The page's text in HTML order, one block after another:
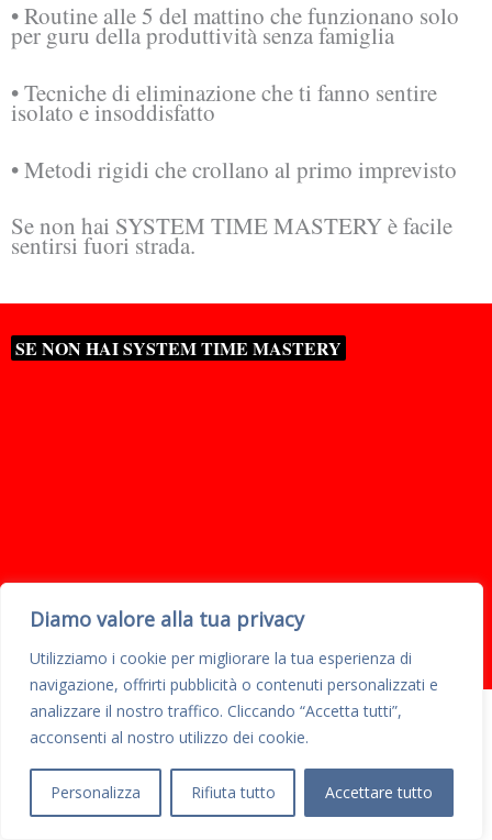
Diamo valore alla tua privacy
Utilizziamo i cookie per migliorare la tua esperienza di
navigazione, offrirti pubblicità o contenuti personalizzati e
analizzare il nostro traffico. Cliccando “Accetta tutti”,
acconsenti al nostro utilizzo dei cookie.
Personalizza Rifiuta tutto Accettare tutto
• Routine alle 5 del mattino che funzionano solo
per guru della produttività senza famiglia
• Tecniche di eliminazione che ti fanno sentire
isolato e insoddisfatto
• Metodi rigidi che crollano al primo imprevisto
Se non hai SYSTEM TIME MASTERY è facile
sentirsi fuori strada.
SE NON HAI SYSTEM TIME MASTERY
MA CHIARIAMOCI!
Se vuoi riprendere davvero il controllo del tuo